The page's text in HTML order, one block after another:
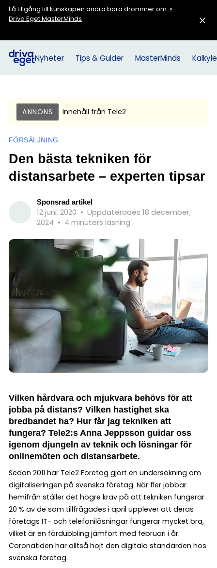
Få tillgång till kunskapen andra bara drömmer om. »
Driva Eget MasterMinds
Nyheter Tips & Guider MasterMinds
ANNONS Innehåll från Tele2
FÖRSÄLJNING
Den bästa tekniken för
distansarbete – experten tipsar
Sponsrad artikel
12 juni, 2020 • Uppdaterades 18 december,
2024 • 4 minuters läsning
Vilken hårdvara och mjukvara behövs för att
jobba på distans? Vilken hastighet ska
bredbandet ha? Hur får jag tekniken att
fungera? Tele2:s Anna Jeppsson guidar oss
igenom djungeln av teknik och lösningar för
onlinemöten och distansarbete.
Sedan 2011 har Tele2 Företag gjort en undersökning om
digitaliseringen på svenska företag. När fler jobbar
hemifrån ställer det högre krav på att tekniken fungerar.
20 % av de som tillfrågades i april upplever att deras
företags IT- och telefonilösningar fungerar mycket bra,
vilket är en fördubbling jämfört med februari i år.
Coronatiden har alltså höjt den digitala standarden hos
svenska företag.